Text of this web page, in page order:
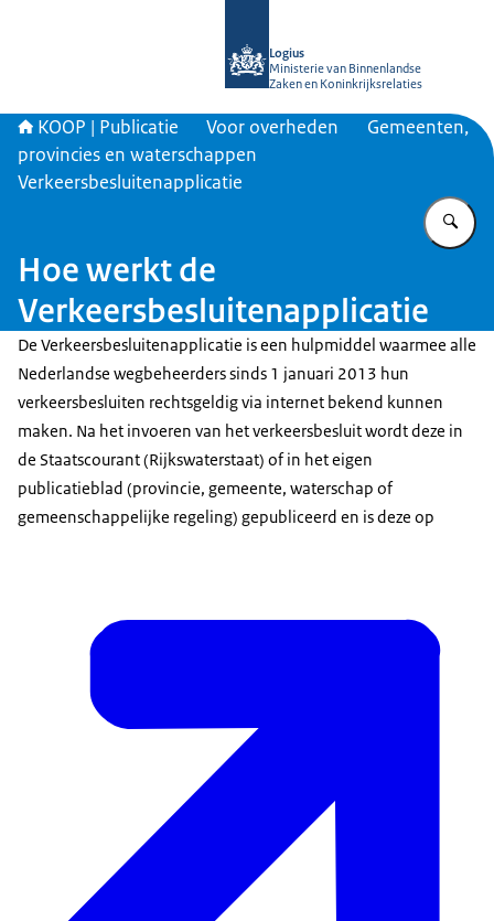
Logius
Ministerie van Binnenlandse
Zaken en Koninkrijksrelaties
KOOP | Publicatie Voor overheden
Gemeenten,
provincies en waterschappen
Verkeersbesluitenapplicatie
Hoe werkt de
Verkeersbesluitenapplicatie
De Verkeersbesluitenapplicatie is een hulpmiddel waarmee alle
Nederlandse wegbeheerders sinds 1 januari 2013 hun
verkeersbesluiten rechtsgeldig via internet bekend kunnen
maken. Na het invoeren van het verkeersbesluit wordt deze in
de Staatscourant (Rijkswaterstaat) of in het eigen
publicatieblad (provincie, gemeente, waterschap of
gemeenschappelijke regeling) gepubliceerd en is deze op